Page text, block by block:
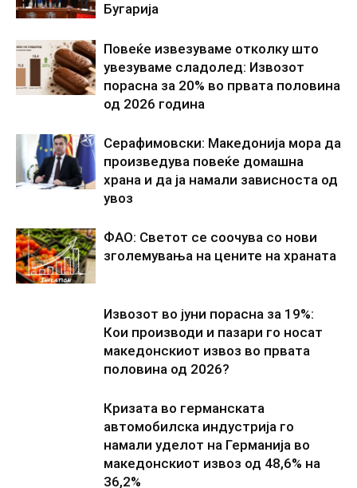
Бугарија
Повеќе извезуваме отколку што
увезуваме сладолед: Извозот
порасна за 20% во првата половина
од 2026 година
Серафимовски: Македонија мора да
произведува повеќе домашна
храна и да ја намали зависноста од
увоз
ФАО: Светот се соочува со нови
зголемувања на цените на храната
Извозот во јуни порасна за 19%:
Кои производи и пазари го носат
македонскиот извоз во првата
половина од 2026?
Кризата во германската
автомобилска индустрија го
намали уделот на Германија во
македонскиот извоз од 48,6% на
36,2%